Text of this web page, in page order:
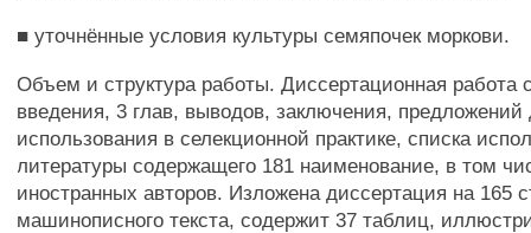
■ уточнённые условия культуры семяпочек моркови.
Объем и структура работы. Диссертационная работа
введения, 3 глав, выводов, заключения, предложений
использования в селекционной практике, списка
литературы содержащего 181 наименование, в том
иностранных авторов. Изложена диссертация на 165
машинописного текста, содержит 37 таблиц,